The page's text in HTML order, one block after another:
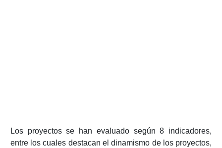
Los proyectos se han evaluado según 8 indicadores,
entre los cuales destacan el dinamismo de los proyectos,